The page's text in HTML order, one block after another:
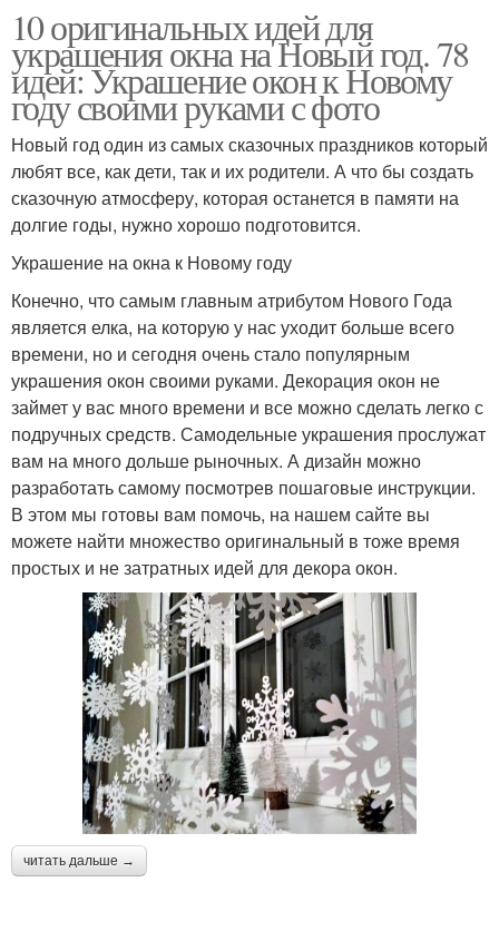
10 оригинальных идей для
украшения окна на Новый год. 78
идей: Украшение окон к Новому
году своими руками с фото
Новый год один из самых сказочных праздников который
любят все, как дети, так и их родители. А что бы создать
сказочную атмосферу, которая останется в памяти на
долгие годы, нужно хорошо подготовится.
Украшение на окна к Новому году
Конечно, что самым главным атрибутом Нового Года
является елка, на которую у нас уходит больше всего
времени, но и сегодня очень стало популярным
украшения окон своими руками. Декорация окон не
займет у вас много времени и все можно сделать легко с
подручных средств. Самодельные украшения прослужат
вам на много дольше рыночных. А дизайн можно
разработать самому посмотрев пошаговые инструкции.
В этом мы готовы вам помочь, на нашем сайте вы
можете найти множество оригинальный в тоже время
простых и не затратных идей для декора окон.
читать дальше →